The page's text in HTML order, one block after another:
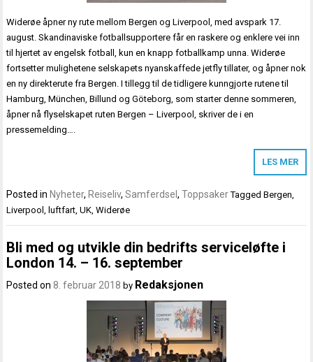
Widerøe åpner ny rute mellom Bergen og Liverpool, med avspark 17.
august. Skandinaviske fotballsupportere får en raskere og enklere vei inn
til hjertet av engelsk fotball, kun en knapp fotballkamp unna. Widerøe
fortsetter mulighetene selskapets nyanskaffede jetfly tillater, og åpner nok
en ny direkterute fra Bergen. I tillegg til de tidligere kunngjorte rutene til
Hamburg, München, Billund og Göteborg, som starter denne sommeren,
åpner nå flyselskapet ruten Bergen – Liverpool, skriver de i en
pressemelding….
LES MER
Posted in Nyheter, Reiseliv,Samferdsel,Toppsaker TaggedBergen,
Liverpool, luftfart,UK,Widerøe
Bli med og utvikle din bedrifts serviceløfte i
London 14. – 16. september
Posted on 8. februar 2018 by Redaksjonen